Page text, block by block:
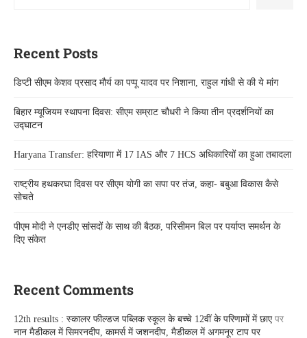
Recent Posts
डिप्टी सीएम केशव प्रसाद मौर्य का पप्पू यादव पर निशाना, राहुल गांधी से की ये मांग
बिहार म्यूजियम स्थापना दिवस: सीएम सम्राट चौधरी ने किया तीन प्रदर्शनियों का
उद्घाटन
Haryana Transfer: हरियाणा में 17 IAS और 7 HCS अधिकारियों का हुआ तबादला
राष्ट्रीय हथकरघा दिवस पर सीएम योगी का सपा पर तंज, कहा- बबुआ विकास कैसे
सोचते
पीएम मोदी ने एनडीए सांसदों के साथ की बैठक, परिसीमन बिल पर पर्याप्त समर्थन के
दिए संकेत
Recent Comments
12th results : स्कालर फील्डज पब्लिक स्कूल के बच्चे 12वीं के परिणामों में छाएपर
नान मैडीकल में सिमरनदीप, कामर्स में जशनदीप, मैडीकल में अगमनूर टाप पर